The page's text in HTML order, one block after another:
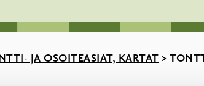
JA OSOITEASIAT, KARTAT >